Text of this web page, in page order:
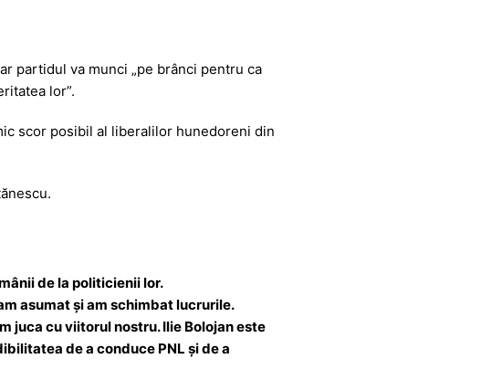
partidul va munci „pe brânci pentru ca
lor”.
scor posibil al liberalilor hunedoreni din
de la politicienii lor.
asumat și am schimbat lucrurile.
juca cu viitorul nostru. Ilie Bolojan este
de a conduce PNL și de a